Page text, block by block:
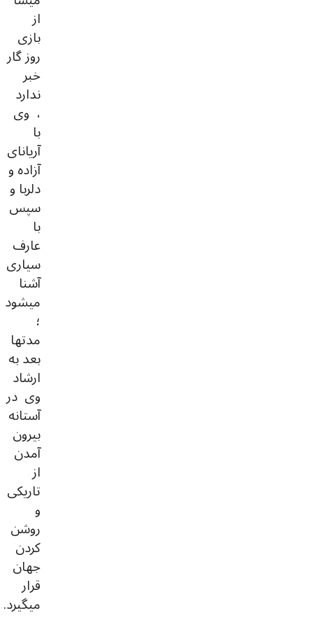
از
بازی
روز گار
خبر
ندارد
، وی
با
آریانای
آزاده و
دلربا و
سپس
با
عارف
سیاری
آشنا
میشود
؛
مدتها
بعد به
ارشاد
وی در
آستانه
بیرون
آمدن
از
تاریکی
و
روشن
کردن
جهان
قرار
میگیرد.